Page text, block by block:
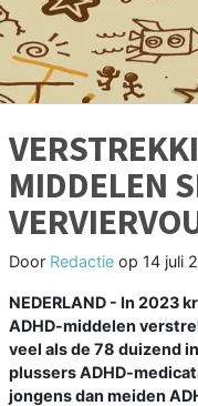
MIDDELEN
Door Redactie op 14 juli
NEDERLAND - In 2023
ADHD-middelen
veel als de 78 duizend
plussers ADHD-
jongens dan meiden